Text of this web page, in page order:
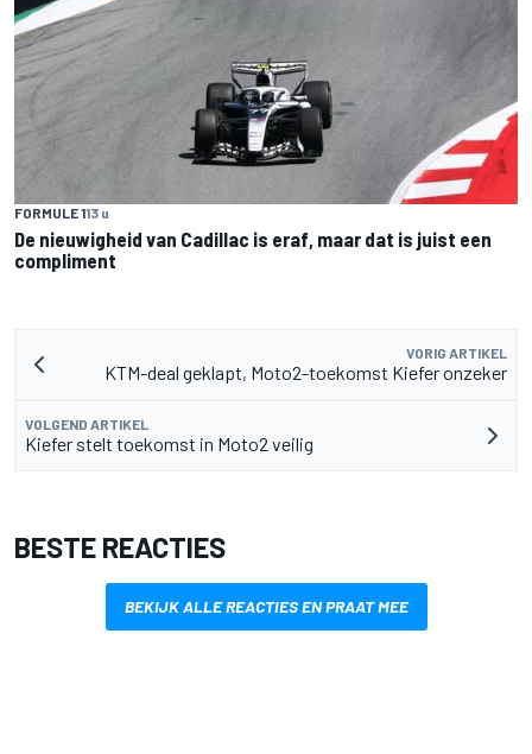
FORMULE 113 u
De nieuwigheid van Cadillac is eraf, maar dat is juist een
compliment
VORIG ARTIKEL
KTM-deal geklapt, Moto2-toekomst Kiefer onzeker
VOLGEND ARTIKEL
Kiefer stelt toekomst in Moto2 veilig
BESTE REACTIES
BEKIJK ALLE REACTIES EN PRAAT MEE